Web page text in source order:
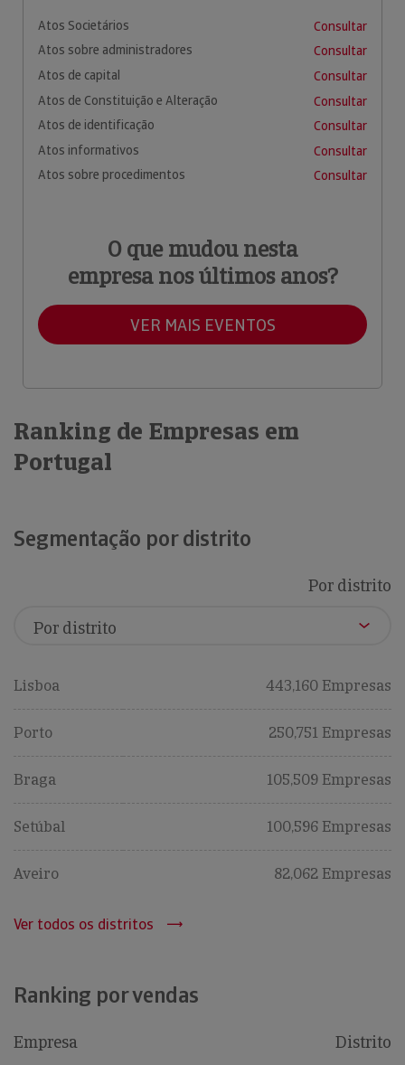
Atos Societários
Consultar
Atos sobre administradores
Consultar
Atos de capital
Consultar
Atos de Constituição e Alteração
Consultar
Atos de identificação
Consultar
Atos informativos
Consultar
Atos sobre procedimentos
Consultar
O que mudou nesta
empresa nos últimos anos?
VER MAIS EVENTOS
Ranking de Empresas em
Portugal
Segmentação por distrito
Por distrito
Lisboa 443,160 Empresas
Porto 250,751 Empresas
Braga 105,509 Empresas
Setúbal 100,596 Empresas
Aveiro 82,062 Empresas
Ver todos os distritos
Ranking por vendas
Empresa Distrito